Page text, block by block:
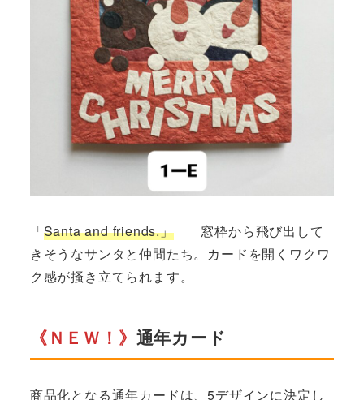
「Santa and friends.」窓枠から飛び出して
きそうなサンタと仲間たち。カードを開くワクワ
ク感が掻き立てられます。
《ＮＥＷ！》 通年カード
商品化となる通年カードは、5デザインに決定し